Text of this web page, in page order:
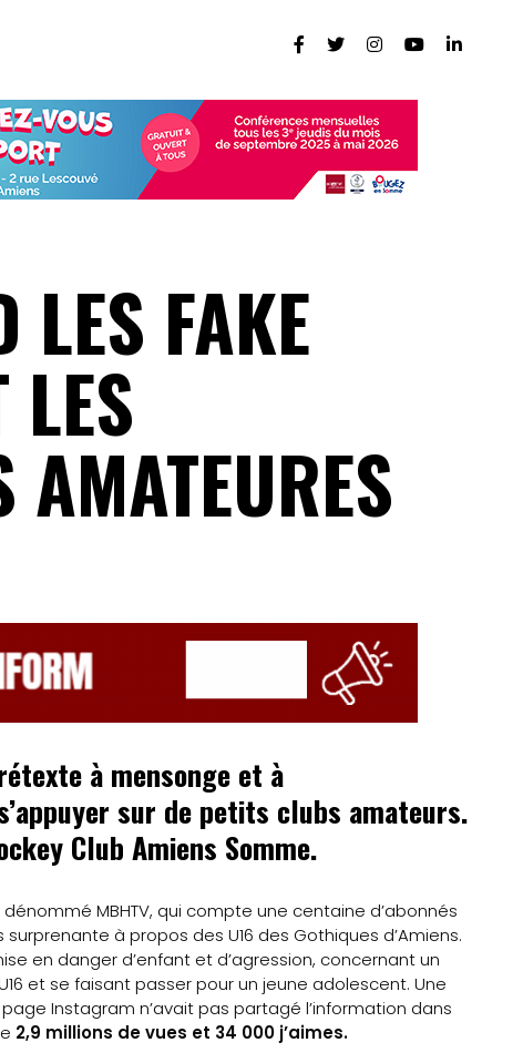
LES FAKE
LES
à mensonge et à
sur de petits clubs amateurs.
Club Amiens Somme.
MBHTV, qui compte une centaine d’abonnés
à propos des U16 des Gothiques d’Amiens.
en danger d’enfant et d’agression, concernant un
et se faisant passer pour un jeune adolescent. Une
Instagram n’avait pas partagé l’information dans
2,9 millions de vues et 34 000 j’aimes.